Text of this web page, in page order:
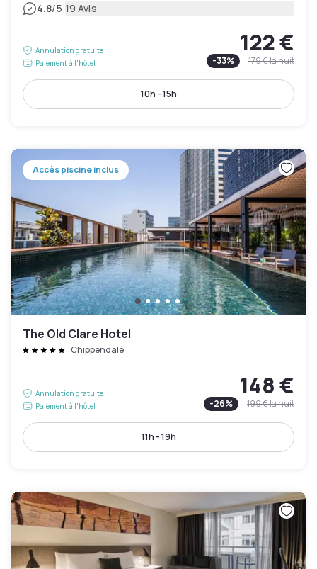
4.8/5|19 Avis
Annulation gratuite
Paiement à l'hôtel
122 €
-33% 179 €la nuit
10h - 15h
Accès piscine inclus
The Old Clare Hotel
Chippendale
Annulation gratuite
Paiement à l'hôtel
148 €
-26% 199 €la nuit
11h - 19h